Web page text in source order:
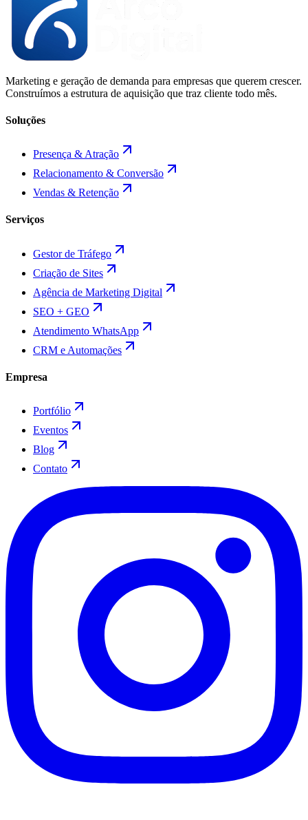
Marketing e geração de demanda para empresas que querem crescer.
Construímos a estrutura de aquisição que traz cliente todo mês.
Soluções
Presença & Atração
Relacionamento & Conversão
Vendas & Retenção
Serviços
Gestor de Tráfego
Criação de Sites
Agência de Marketing Digital
SEO + GEO
Atendimento WhatsApp
CRM e Automações
Empresa
Portfólio
Eventos
Blog
Contato